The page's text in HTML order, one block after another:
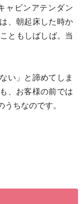
ャビンアテンダン
、朝起床した時か
ともしばしば。当
い」と諦めてしま
、お客様の前では
ちなのです。